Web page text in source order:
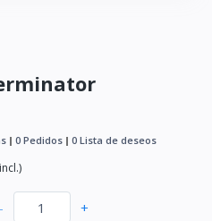
0 Pedidos 0 Lista de deseos
incl.)
- +